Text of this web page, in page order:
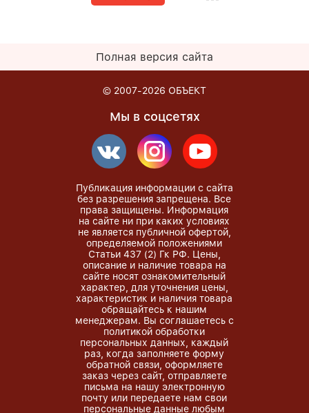
Полная версия сайта
© 2007-2026 ОБЪЕКТ
Мы в соцсетях
Публикация информации с сайта
без разрешения запрещена. Все
права защищены. Информация
на сайте ни при каких условиях
не является публичной офертой,
определяемой положениями
Статьи 437 (2) Гк РФ. Цены,
описание и наличие товара на
сайте носят ознакомительный
характер, для уточнения цены,
характеристик и наличия товара
обращайтесь к нашим
менеджерам. Вы соглашаетесь с
политикой обработки
персональных данных, каждый
раз, когда заполняете форму
обратной связи, оформляете
заказ через сайт, отправляете
письма на нашу электронную
почту или передаете нам свои
персональные данные любым